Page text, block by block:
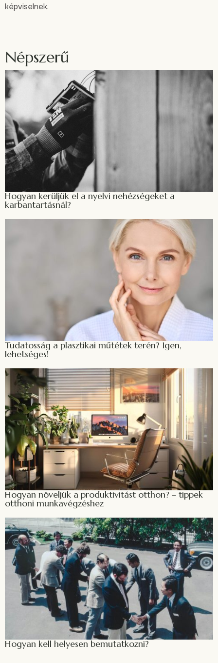
képviselnek.
Népszerű
Hogyan kerüljük el a nyelvi nehézségeket a
karbantartásnál?
Tudatosság a plasztikai műtétek terén? Igen,
lehetséges!
Hogyan növeljük a produktivitást otthon? – tippek
otthoni munkavégzéshez
Hogyan kell helyesen bemutatkozni?